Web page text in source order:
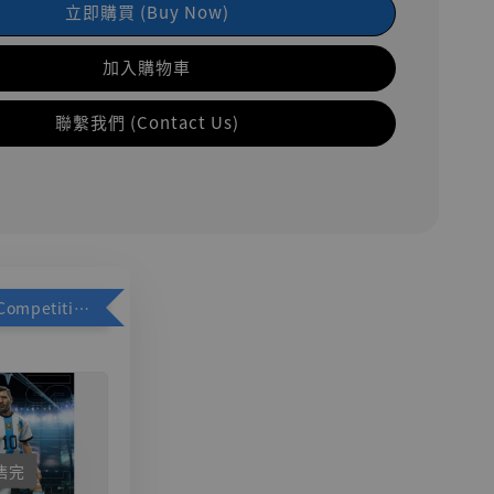
立即購買 (Buy Now)
加入購物車
聯繫我們 (Contact Us)
加購優惠【Competitive Toys 梅西 [CM001]】
完